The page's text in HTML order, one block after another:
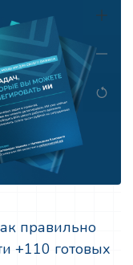
правильно
+110 готовых